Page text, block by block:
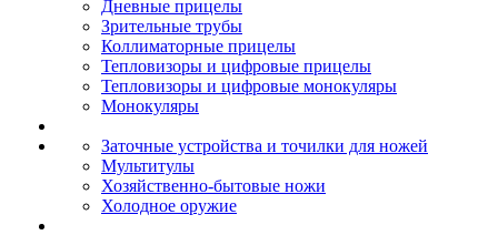
Дневные прицелы
Зрительные трубы
Коллиматорные прицелы
Тепловизоры и цифровые прицелы
Тепловизоры и цифровые монокуляры
Монокуляры
Заточные устройства и точилки для ножей
Мультитулы
Хозяйственно-бытовые ножи
Холодное оружие